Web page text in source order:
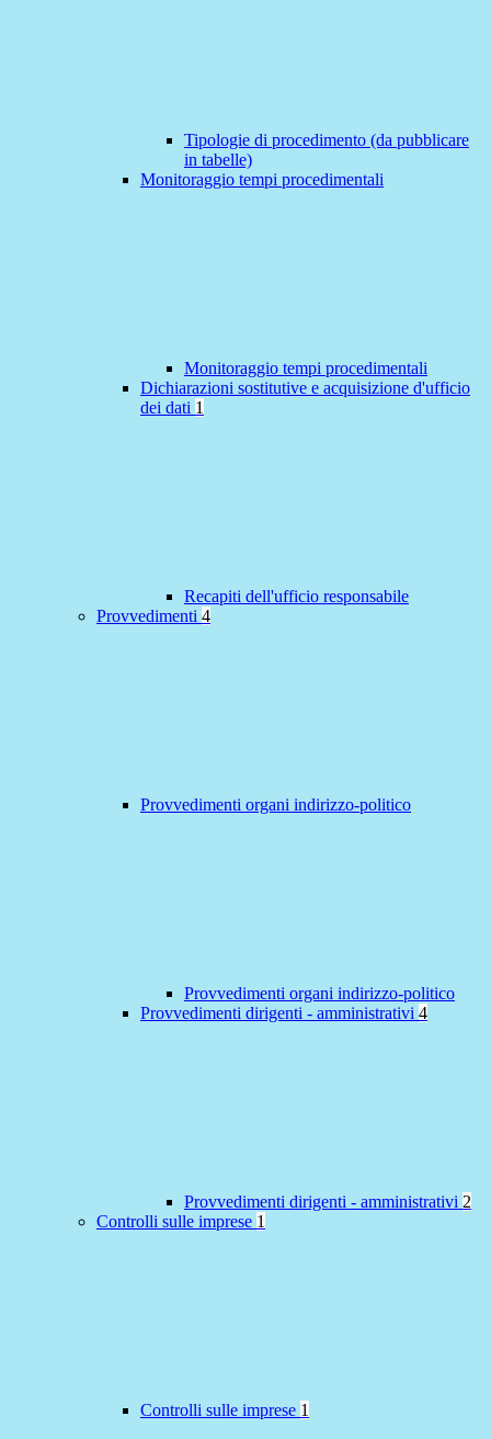
Tipologie di procedimento (da pubblicare
in tabelle)
Monitoraggio tempi procedimentali
Monitoraggio tempi procedimentali
Dichiarazioni sostitutive e acquisizione d'ufficio
dei dati 1
Recapiti dell'ufficio responsabile
Provvedimenti 4
Provvedimenti organi indirizzo-politico
Provvedimenti organi indirizzo-politico
Provvedimenti dirigenti - amministrativi 4
Provvedimenti dirigenti - amministrativi 2
Controlli sulle imprese 1
Controlli sulle imprese 1